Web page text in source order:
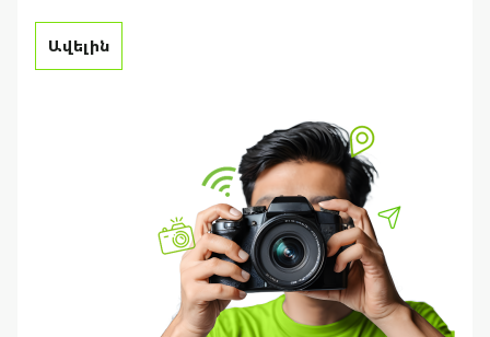
Ավելին